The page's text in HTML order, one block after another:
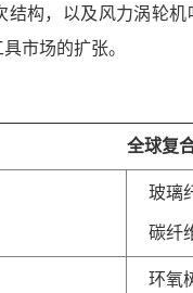
结构，以及风力涡轮
市场的扩张。
全球复
玻璃
碳纤
环氧